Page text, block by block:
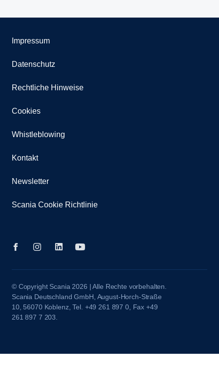
Impressum
Datenschutz
Rechtliche Hinweise
Cookies
Whistleblowing
Kontakt
Newsletter
Scania Cookie Richtlinie
© Copyright Scania 2026 | Alle Rechte vorbehalten.
Scania Deutschland GmbH, August-Horch-Straße
10, 56070 Koblenz, Tel. +49 261 897 0, Fax +49
261 897 7 203.